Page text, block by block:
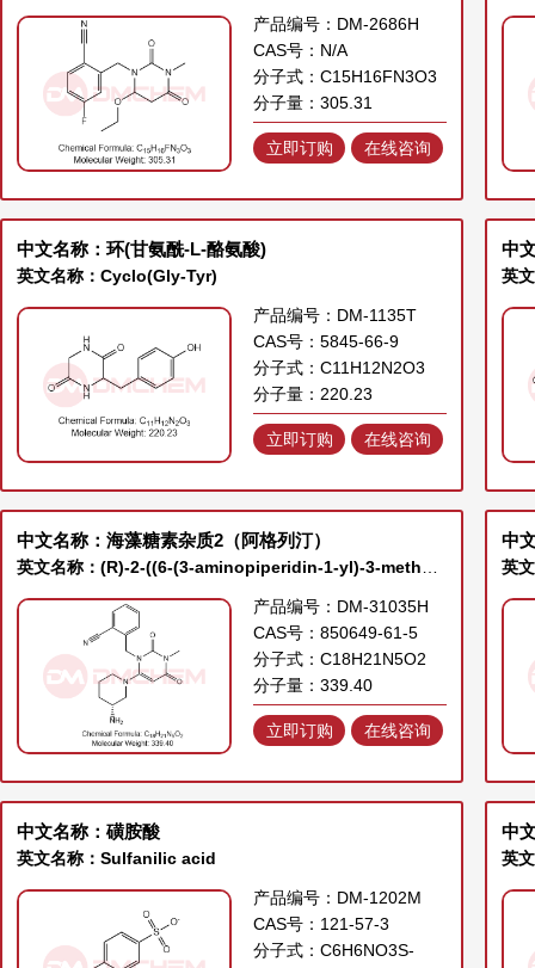
产品编号：DM-2686H
CAS号：N/A
分子式：C15H16FN3O3
分子量：305.31
立即订购 在线咨询
中文名称：环(甘氨酰-L-酪氨酸)
英文名称：Cyclo(Gly-Tyr)
产品编号：DM-1135T
CAS号：5845-66-9
分子式：C11H12N2O3
分子量：220.23
立即订购 在线咨询
中
英
中文名称：海藻糖素杂质2（阿格列汀）
英文名称：(R)-2-((6-(3-aminopiperidin-1-yl)-3-methyl-2,4-dioxo-3,4-dihydropyrimidin-1(2H)-yl)methyl)benzonitrile
产品编号：DM-31035H
CAS号：850649-61-5
分子式：C18H21N5O2
分子量：339.40
立即订购 在线咨询
中
英
中文名称：磺胺酸
英文名称：Sulfanilic acid
产品编号：DM-1202M
CAS号：121-57-3
分子式：C6H6NO3S-
中